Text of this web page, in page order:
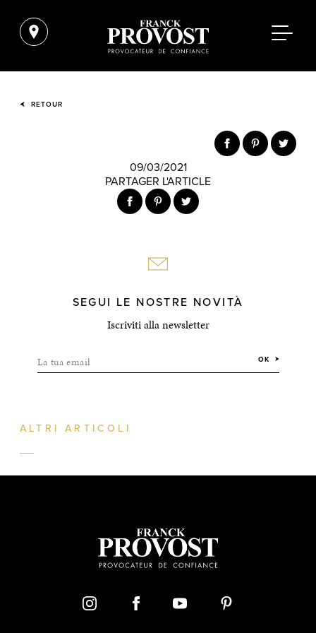
RETOUR
09/03/2021
PARTAGER L'ARTICLE
SEGUI LE NOSTRE NOVITÀ
Iscriviti alla newsletter
La tua email OK
ALTRI ARTICOLI